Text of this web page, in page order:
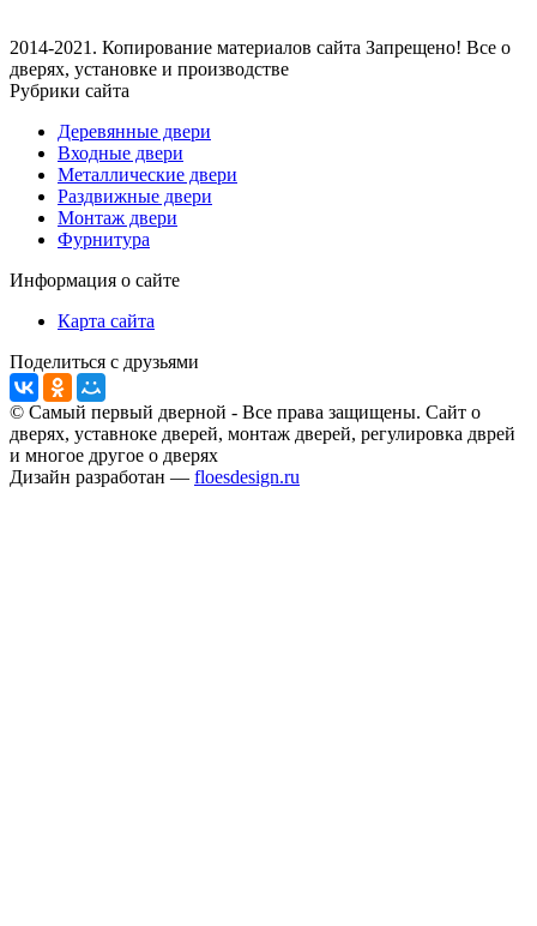
2014-2021. Копирование материалов сайта Запрещено! Все о
дверях, установке и производстве
Рубрики сайта
Деревянные двери
Входные двери
Металлические двери
Раздвижные двери
Монтаж двери
Фурнитура
Информация о сайте
Карта сайта
Поделиться с друзьями
© Самый первый дверной - Все права защищены. Сайт о
дверях, уставноке дверей, монтаж дверей, регулировка дврей
и многое другое о дверях
Дизайн разработан — floesdesign.ru